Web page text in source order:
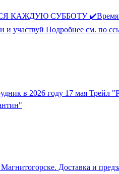
КАЖДУЮ СУББОТУ ✔️Время
Подробнее см. по
в 2026 году 17 мая
Доставка и